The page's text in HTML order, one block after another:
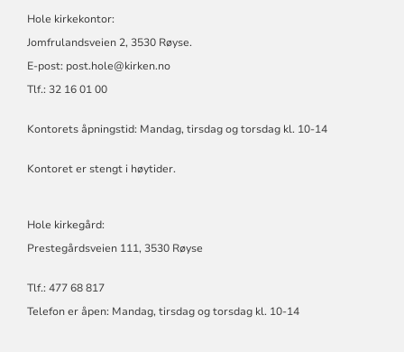
Hole kirkekontor:
Jomfrulandsveien 2, 3530 Røyse.
E-post: post.hole@kirken.no
Tlf.: 32 16 01 00
Kontorets åpningstid: Mandag, tirsdag og torsdag kl. 10-14
Kontoret er stengt i høytider.
Hole kirkegård:
Prestegårdsveien 111, 3530 Røyse
Tlf.: 477 68 817
Telefon er åpen: Mandag, tirsdag og torsdag kl. 10-14